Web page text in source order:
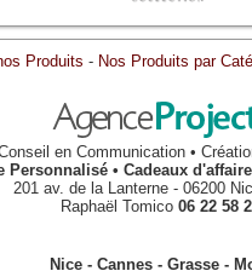
Produits - Nos Produits par
en Communication •
• Cadeaux
201 av. de la Lanterne - 06200
Raphaël Tomico 06 22 58
Nice - Cannes - Grasse -